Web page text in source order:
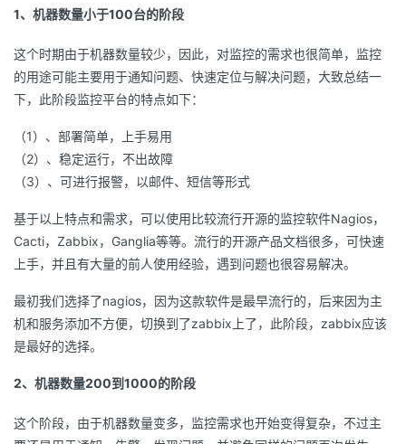
1、机器数量小于100台的阶段
这个时期由于机器数量较少，因此，对监控的需求也很简单，监控
的用途可能主要用于通知问题、快速定位与解决问题，大致总结一
下，此阶段监控平台的特点如下：
（1）、部署简单，上手易用
（2）、稳定运行，不出故障
（3）、可进行报警，以邮件、短信等形式
基于以上特点和需求，可以使用比较流行开源的监控软件Nagios，
Cacti，Zabbix，Ganglia等等。流行的开源产品文档很多，可快速
上手，并且有大量的前人使用经验，遇到问题也很容易解决。
最初我们选择了nagios，因为这款软件是最早流行的，后来因为主
机和服务添加不方便，切换到了zabbix上了，此阶段，zabbix应该
是最好的选择。
2、机器数量200到1000的阶段
这个阶段，由于机器数量变多，监控需求也开始变得复杂，不过主